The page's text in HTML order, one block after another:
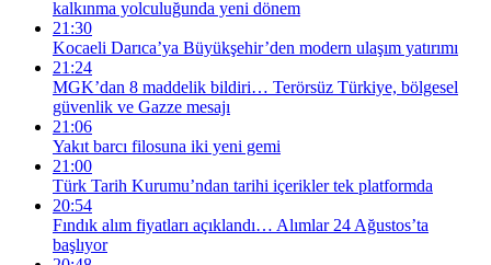
kalkınma yolculuğunda yeni dönem
21:30
Kocaeli Darıca’ya Büyükşehir’den modern ulaşım yatırımı
21:24
MGK’dan 8 maddelik bildiri… Terörsüz Türkiye, bölgesel
güvenlik ve Gazze mesajı
21:06
Yakıt barcı filosuna iki yeni gemi
21:00
Türk Tarih Kurumu’ndan tarihi içerikler tek platformda
20:54
Fındık alım fiyatları açıklandı… Alımlar 24 Ağustos’ta
başlıyor